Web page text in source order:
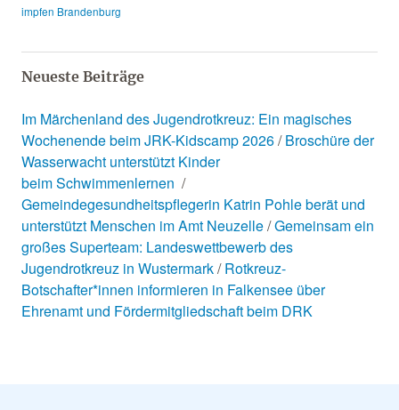
impfen Brandenburg
Neueste Beiträge
Im Märchenland des Jugendrotkreuz: Ein magisches
Wochenende beim JRK-Kidscamp 2026 Broschüre der
Wasserwacht unterstützt Kinder
beim Schwimmenlernen
Gemeindegesundheitspflegerin Katrin Pohle berät und
unterstützt Menschen im Amt Neuzelle Gemeinsam ein
großes Superteam: Landeswettbewerb des
Jugendrotkreuz in Wustermark Rotkreuz-
Botschafter*innen informieren in Falkensee über
Ehrenamt und Fördermitgliedschaft beim DRK